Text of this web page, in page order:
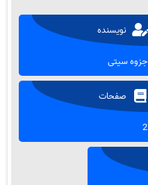
نویسنده
جزوه سیتی
صفحات
2